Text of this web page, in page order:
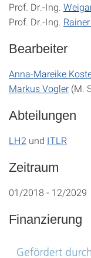
Prof. Dr.-Ing.
Prof. Dr.-Ing.
Bearbeiter
Anna-Mareike
Markus Vogler (M.
Abteilungen
LH2 und ITLR
Zeitraum
01/2018 - 12/2029
Finanzierung